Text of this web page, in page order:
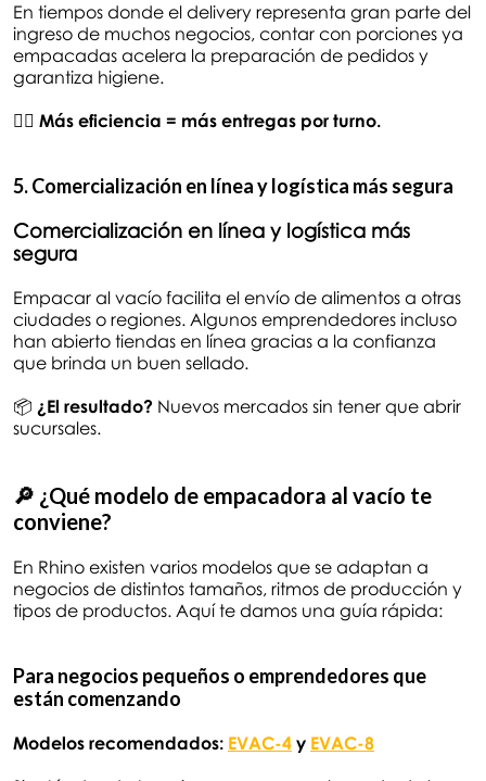
En tiempos donde el delivery representa gran parte del
ingreso de muchos negocios, contar con porciones ya
empacadas acelera la preparación de pedidos y
garantiza higiene.
🚴‍♀️ Más eficiencia = más entregas por turno.
5. Comercialización en línea y logística más segura
Comercialización en línea y logística más
segura
Empacar al vacío facilita el envío de alimentos a otras
ciudades o regiones. Algunos emprendedores incluso
han abierto tiendas en línea gracias a la confianza
que brinda un buen sellado.
📦 ¿El resultado? Nuevos mercados sin tener que abrir
sucursales.
🔎 ¿Qué modelo de empacadora al vacío te
conviene?
En Rhino existen varios modelos que se adaptan a
negocios de distintos tamaños, ritmos de producción y
tipos de productos. Aquí te damos una guía rápida:
Para negocios pequeños o emprendedores que
están comenzando
Modelos recomendados: EVAC-4 y EVAC-8